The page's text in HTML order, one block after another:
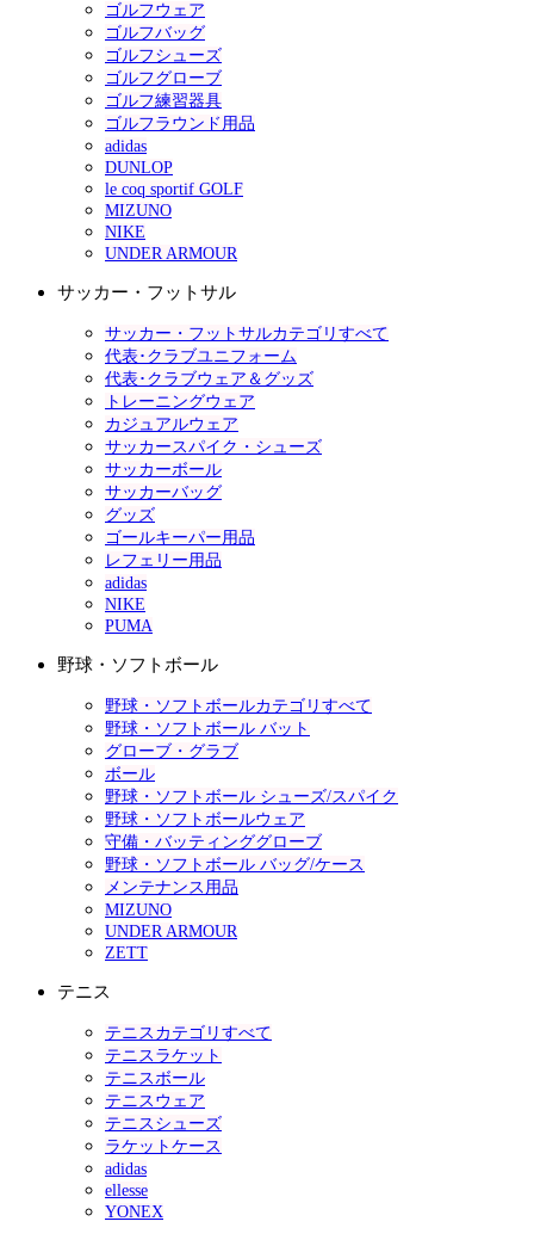
ゴルフウェア
ゴルフバッグ
ゴルフシューズ
ゴルフグローブ
ゴルフ練習器具
ゴルフラウンド用品
adidas
DUNLOP
le coq sportif GOLF
MIZUNO
NIKE
UNDER ARMOUR
サッカー・フットサル
サッカー・フットサルカテゴリすべて
代表･クラブユニフォーム
代表･クラブウェア＆グッズ
トレーニングウェア
カジュアルウェア
サッカースパイク・シューズ
サッカーボール
サッカーバッグ
グッズ
ゴールキーパー用品
レフェリー用品
adidas
NIKE
PUMA
野球・ソフトボール
野球・ソフトボールカテゴリすべて
野球・ソフトボール バット
グローブ・グラブ
ボール
野球・ソフトボール シューズ/スパイク
野球・ソフトボールウェア
守備・バッティンググローブ
野球・ソフトボール バッグ/ケース
メンテナンス用品
MIZUNO
UNDER ARMOUR
ZETT
テニス
テニスカテゴリすべて
テニスラケット
テニスボール
テニスウェア
テニスシューズ
ラケットケース
adidas
ellesse
YONEX